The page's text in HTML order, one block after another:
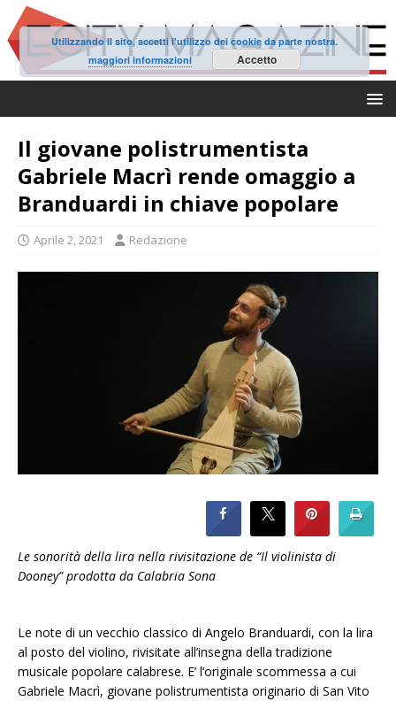
Il giovane polistrumentista
Gabriele Macrì rende omaggio a
Branduardi in chiave popolare
Aprile 2, 2021 Redazione
Le sonorità della lira nella rivisitazione de “Il violinista di
Dooney” prodotta da Calabria Sona
Le note di un vecchio classico di Angelo Branduardi, con la lira
al posto del violino, rivisitate all’insegna della tradizione
musicale popolare calabrese. E’ l’originale scommessa a cui
Gabriele Macrì, giovane polistrumentista originario di San Vito
Utilizzando il sito, accetti l'utilizzo dei cookie da parte nostra.
maggiori informazioni
Accetto